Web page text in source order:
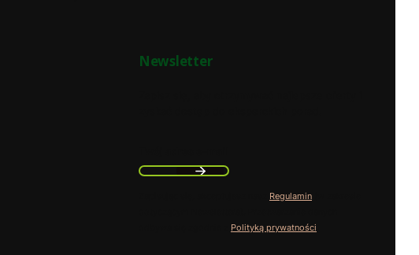
Newsletter
Regulamin
Polityką prywatności